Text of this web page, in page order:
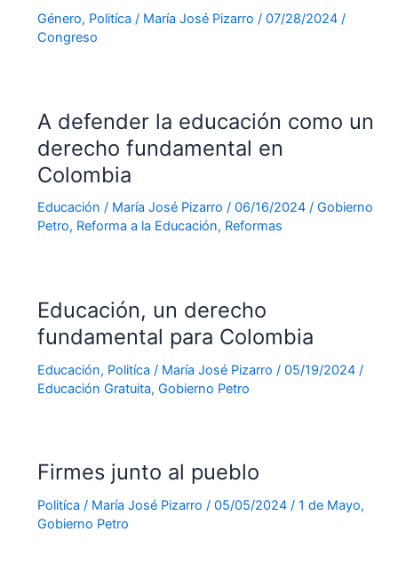
Género, Politíca / María José Pizarro / 07/28/2024 /
Congreso
A defender la educación como un
derecho fundamental en
Colombia
Educación / María José Pizarro / 06/16/2024 / Gobierno
Petro, Reforma a la Educación, Reformas
Educación, un derecho
fundamental para Colombia
Educación, Politíca / María José Pizarro / 05/19/2024 /
Educación Gratuita, Gobierno Petro
Firmes junto al pueblo
Politíca / María José Pizarro / 05/05/2024 / 1 de Mayo,
Gobierno Petro